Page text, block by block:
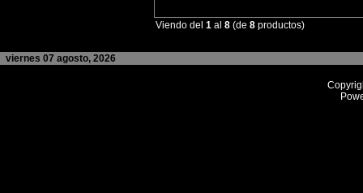
Viendo del 1 al 8 (de 8 productos)
viernes 07 agosto, 2026